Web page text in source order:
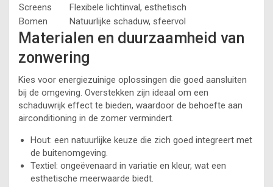
Screens
Flexibele lichtinval, esthetisch
Bomen
Natuurlijke schaduw, sfeervol
Materialen en duurzaamheid van
zonwering
Kies voor energiezuinige oplossingen die goed aansluiten
bij de omgeving. Overstekken zijn ideaal om een
schaduwrijk effect te bieden, waardoor de behoefte aan
airconditioning in de zomer vermindert.
Hout: een natuurlijke keuze die zich goed integreert met
de buitenomgeving.
Textiel: ongeëvenaard in variatie en kleur, wat een
esthetische meerwaarde biedt.